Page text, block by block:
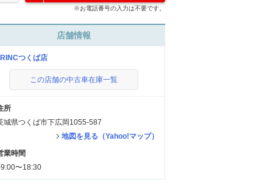
※お電話番号の入力は不要です。
店舗情報
つくば店
この店舗の中古車在庫一覧
所
城県つくば市下広岡1055-587
地図を見る（Yahoo!マップ）
業時間
〜18:30